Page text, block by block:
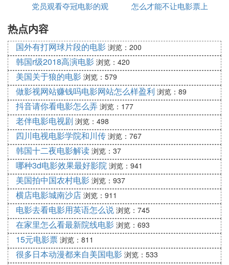
党员观看夺冠电影的观
怎么才能不让电影票上
热点内容
国外有打网球片段的电影 浏览：200
韩国r级2018高演电影 浏览：420
美国关于狼的电影 浏览：579
做影视网站赚钱吗电影网站怎么样盈利 浏览：89
抖音请你看电影怎么弄 浏览：177
老伴电影电视剧 浏览：498
四川电视电影学院和川传 浏览：767
韩国十二夜电影解读 浏览：37
哪种3d电影效果最好影院 浏览：941
美国拍中国农村电影 浏览：937
横店电影城南沙店 浏览：911
电影去看电影用英语怎么说 浏览：745
在家里怎么看最新院线电影 浏览：693
15元电影票 浏览：811
很多日本动漫都来自美国电影 浏览：533